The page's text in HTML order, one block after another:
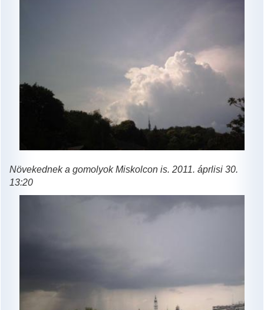
Növekednek a gomolyok Miskolcon is. 2011. áprlisi 30.
13:20